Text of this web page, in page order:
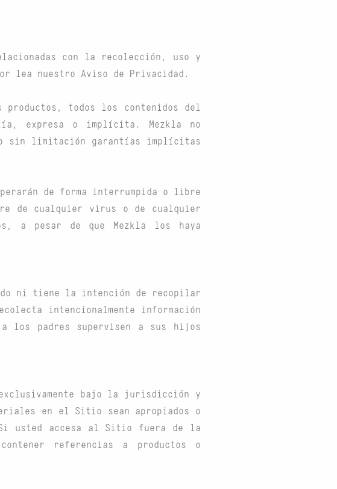
con la recolección, uso y
lea nuestro Aviso de Privacidad.
productos, todos los contenidos del
expresa o implícita. Mezkla no
sin limitación garantías implícitas
de forma interrumpida o libre
de cualquier virus o de cualquier
a pesar de que Mezkla los haya
ni tiene la intención de recopilar
intencionalmente información
a los padres supervisen a sus hijos
bajo la jurisdicción y
en el Sitio sean apropiados o
usted accesa al Sitio fuera de la
referencias a productos o